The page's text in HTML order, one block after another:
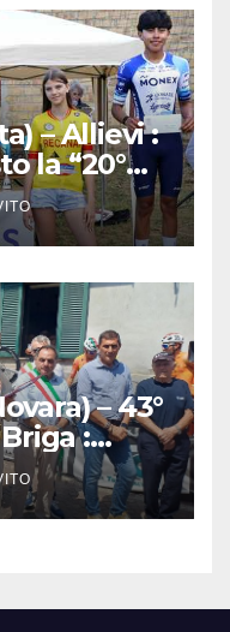
– Allievi :
la “20°
terre del
– 43°
:
lui